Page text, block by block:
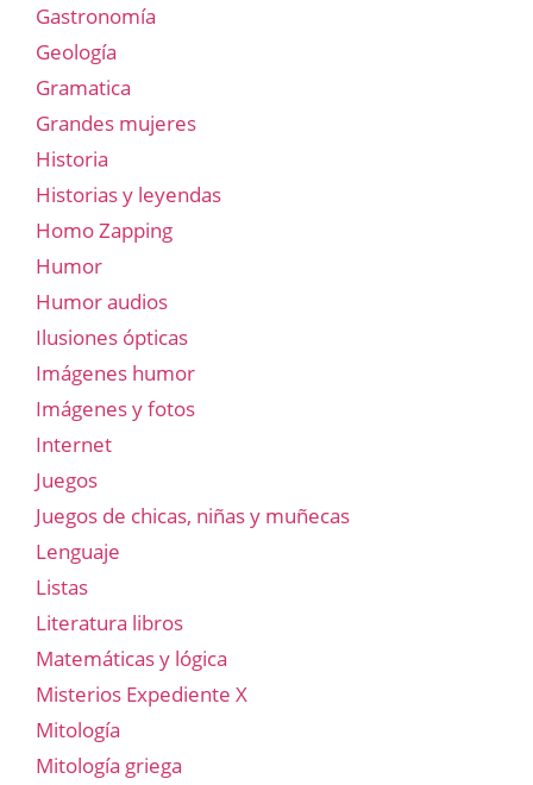
Gastronomía
Geología
Gramatica
Grandes mujeres
Historia
Historias y leyendas
Homo Zapping
Humor
Humor audios
Ilusiones ópticas
Imágenes humor
Imágenes y fotos
Internet
Juegos
Juegos de chicas, niñas y muñecas
Lenguaje
Listas
Literatura libros
Matemáticas y lógica
Misterios Expediente X
Mitología
Mitología griega